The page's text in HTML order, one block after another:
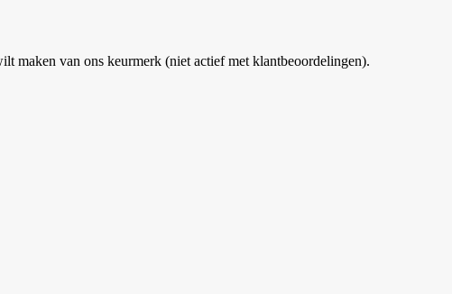
maken van ons keurmerk (niet actief met klantbeoordelingen).